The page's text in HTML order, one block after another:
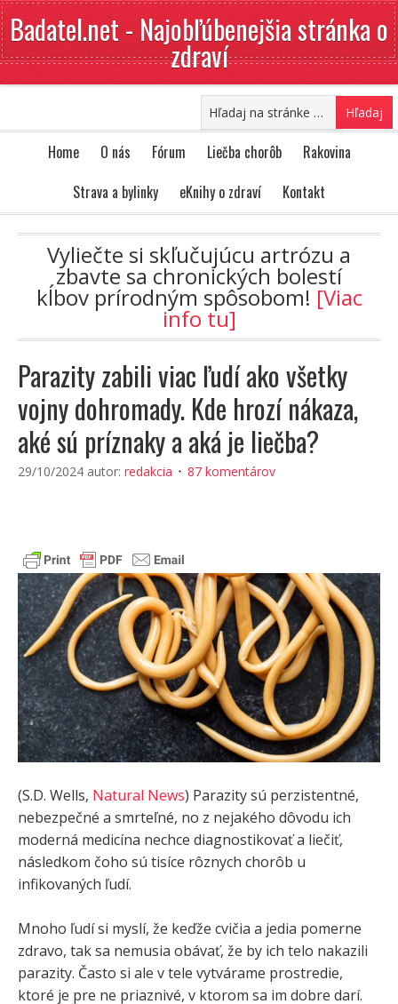
Badatel.net - Najobľúbenejšia stránka o
zdraví
Home O nás Fórum Liečba chorôb
Rakovina
Strava a bylinky
eKnihy o zdraví Kontakt
Vyliečte si skľučujúcu artrózu a
zbavte sa chronických bolestí
kĺbov prírodným spôsobom! [Viac
info tu]
Parazity zabili viac ľudí ako všetky
vojny dohromady. Kde hrozí nákaza,
aké sú príznaky a aká je liečba?
29/10/2024 autor: redakcia 87 komentárov
(S.D. Wells, Natural News) Parazity sú perzistentné,
nebezpečné a smrteľné, no z nejakého dôvodu ich
moderná medicína nechce diagnostikovať a liečiť,
následkom čoho sú tisíce rôznych chorôb u
infikovaných ľudí.
Mnoho ľudí si myslí, že keďže cvičia a jedia pomerne
zdravo, tak sa nemusia obávať, že by ich telo nakazili
parazity. Často si ale v tele vytvárame prostredie,
ktoré je pre ne priaznivé, v ktorom sa im dobre darí.